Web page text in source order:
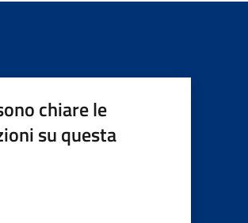
chiare le
su questa